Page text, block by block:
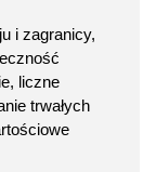
i zagranicy,
liczne
trwałych